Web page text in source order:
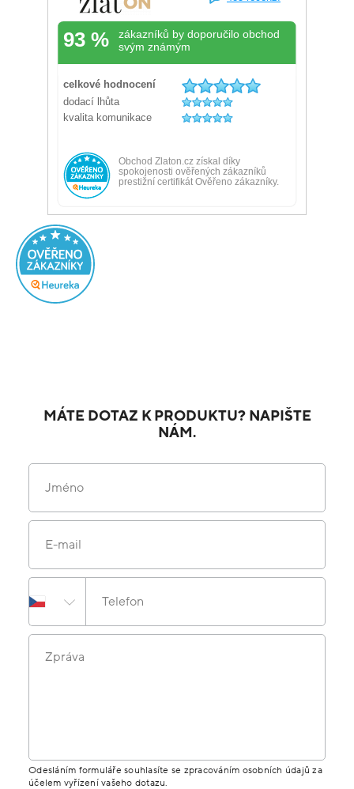
MÁTE DOTAZ K PRODUKTU? NAPIŠTE
NÁM.
Jméno
E-mail
Telefon
Zpráva
Odesláním formuláře souhlasíte se zpracováním osobních údajů za
účelem vyřízení vašeho dotazu.